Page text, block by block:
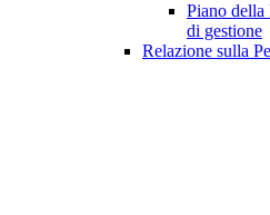
Piano della
di gestione
Relazione sulla